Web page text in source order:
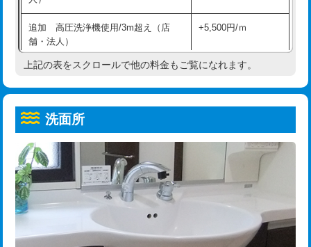
コンクリート斫り（厚さ10㎝超え）
モルタル補修（厚さ10㎝まで） 27,500円
モルタル補修（厚さ10㎝超え） 38,500円
洗面台設置 38,500円
追加人工
廃棄・処分 現場見積
※給水管工事は20mmまでの価格です。
給水管工事※（ホール加工)
給水管工事※（バンド止め) 3,300円
給水管工事※（支持金具設置) 5,500円
給水管工事※（保温材使用（バンド止
め込み）)
5,500円
給水管工事※（土の掘削・埋め戻し作
業)
11,000円
給水管工事※（塩ビ管（VP・HI）使
用/3ｍまで)
33,000円
給水管工事※（塩ビ管（VP・HI）使
用（追加）/3ｍ超え)
追加 高圧洗浄機使用/3m超え（店
舗・法人）
+5,500円/ｍ
高度高圧洗浄換 現地調査
トーラー機使用/3mまで
追加トーラー機使用/3m超え +3,300円
カメラ調査 33,000円
桝清掃
止水・漏水調査・防水処理・清掃・修
11,000円
上記の表をスクロールで他の料金もご覧になれます。
洗面所